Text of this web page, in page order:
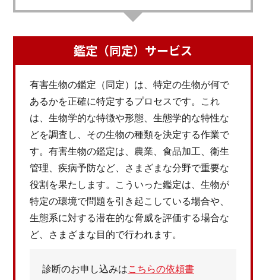
鑑定（同定）サービス
有害生物の鑑定（同定）は、特定の生物が何で
あるかを正確に特定するプロセスです。これ
は、生物学的な特徴や形態、生態学的な特性な
どを調査し、その生物の種類を決定する作業で
す。有害生物の鑑定は、農業、食品加工、衛生
管理、疾病予防など、さまざまな分野で重要な
役割を果たします。こういった鑑定は、生物が
特定の環境で問題を引き起こしている場合や、
生態系に対する潜在的な脅威を評価する場合な
ど、さまざまな目的で行われます。
診断のお申し込みはこちらの依頼書